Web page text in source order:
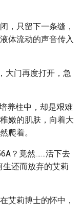
，只留下一条缝，
体流动的声音传入
大门再度打开，急
养柱中，却是艰难
嫩的肌肤，向着大
爬着。
？竟然……活下去
生还而放弃的艾莉
艾莉博士的怀中，